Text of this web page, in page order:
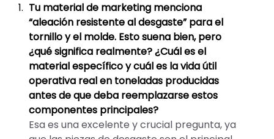
Tu material de marketing menciona
“aleación resistente al desgaste” para el
tornillo y el molde. Esto suena bien, pero
¿qué significa realmente? ¿Cuál es el
material específico y cuál es la vida útil
operativa real en toneladas producidas
antes de que deba reemplazarse estos
componentes principales?
Esa es una excelente y crucial pregunta, ya